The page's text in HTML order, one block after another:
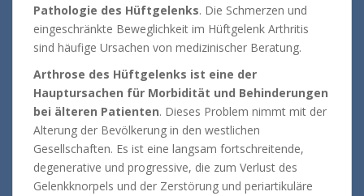
Pathologie des Hüftgelenks. Die Schmerzen und
eingeschränkte Beweglichkeit im Hüftgelenk Arthritis
sind häufige Ursachen von medizinischer Beratung.
Arthrose des Hüftgelenks ist eine der
Hauptursachen für Morbidität und Behinderungen
bei älteren Patienten. Dieses Problem nimmt mit der
Alterung der Bevölkerung in den westlichen
Gesellschaften. Es ist eine langsam fortschreitende,
degenerative und progressive, die zum Verlust des
Gelenkknorpels und der Zerstörung und periartikuläre